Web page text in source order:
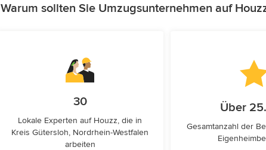
Warum sollten Sie Umzugsunternehmen auf
30
Lokale Experten auf Houzz, die in
Kreis Gütersloh, Nordrhein-Westfalen
arbeiten
Über
Gesamtanzahl der